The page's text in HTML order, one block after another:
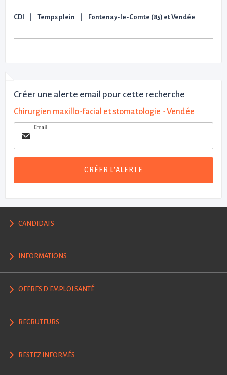
CDI Temps plein Fontenay-le-Comte (85) et Vendée
Créer une alerte email pour cette recherche
Chirurgien maxillo-facial et stomatologie - Vendée
Email
CRÉER L'ALERTE
CANDIDATS
INFORMATIONS
OFFRES D'EMPLOI SANTÉ
RECRUTEURS
RESTEZ INFORMÉS